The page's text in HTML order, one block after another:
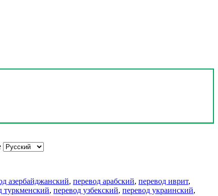
азербайджанский, перевод арабский, перевод иврит,
туркменский, перевод узбекский, перевод украинский,